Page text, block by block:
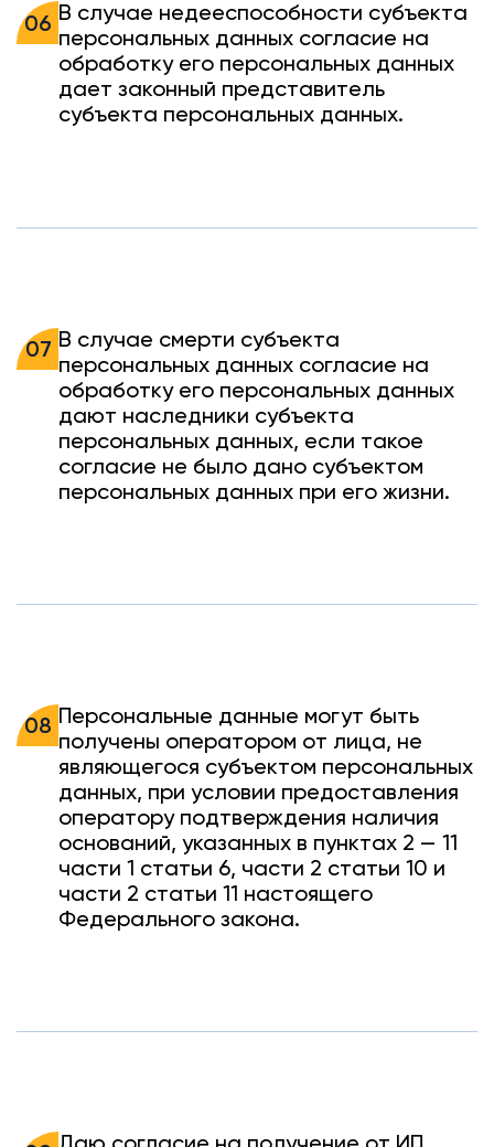
06 В случае недееспособности субъекта
персональных данных согласие на
обработку его персональных данных
дает законный представитель
субъекта персональных данных.
07 В случае смерти субъекта
персональных данных согласие на
обработку его персональных данных
дают наследники субъекта
персональных данных, если такое
согласие не было дано субъектом
персональных данных при его жизни.
08 Персональные данные могут быть
получены оператором от лица, не
являющегося субъектом персональных
данных, при условии предоставления
оператору подтверждения наличия
оснований, указанных в пунктах 2 — 11
части 1 статьи 6, части 2 статьи 10 и
части 2 статьи 11 настоящего
Федерального закона.